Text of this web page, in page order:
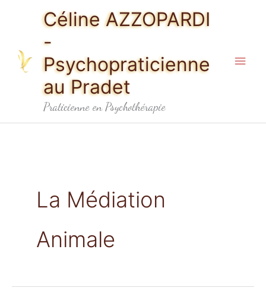
Céline AZZOPARDI
-
Psychopraticienne
au Pradet
Praticienne en Psychothérapie
La Médiation
Animale